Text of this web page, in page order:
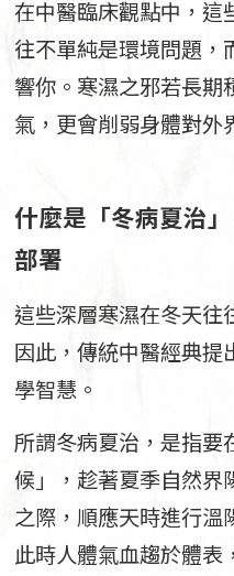
在中醫臨床觀點中，這
往不單純是環境問題，
響你。寒濕之邪若長期
氣，更會削弱身體對外
什麼是「冬病夏治
部署
這些深層寒濕在冬天往
因此，傳統中醫經典提
學智慧。
所謂冬病夏治，是指要
候」，趁著夏季自然界
之際，順應天時進行溫
此時人體氣血趨於體表